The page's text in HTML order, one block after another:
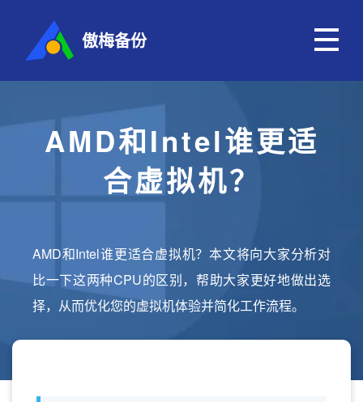
傲梅备份
AMD和Intel谁更适
合虚拟机？
AMD和Intel谁更适合虚拟机？本文将向大家分析对
比一下这两种CPU的区别，帮助大家更好地做出选
择，从而优化您的虚拟机体验并简化工作流程。